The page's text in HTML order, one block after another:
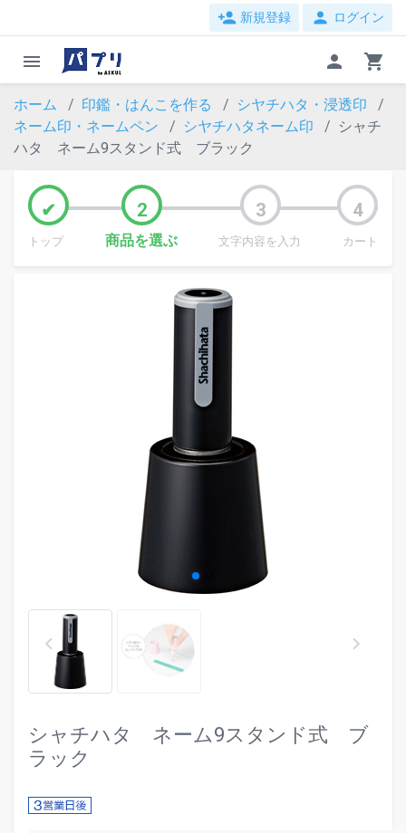
person_add 新規登録 person ログイン
menu person shopping_cart
ホーム 印鑑・はんこを作る
シヤチハタ・浸透印
ネーム印・ネームペン
シヤチハタネーム印
シャチ
ハタ ネーム9スタンド式 ブラック
トップ 商品を選ぶ 文字内容を入力 カート
keyboard_arrow_left keyboard_arrow_right
シャチハタ ネーム9スタンド式 ブ
ラック